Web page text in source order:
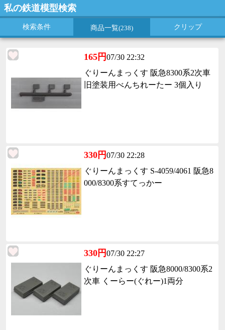
私の鉄道模型検索
検索条件 商品一覧(238) クリップ
165円07/30 22:32
ぐりーんまっくす 阪急8300系2次車
旧塗装用べんちれーたー 3個入り
330円07/30 22:28
ぐりーんまっくす S-4059/4061 阪急8
000/8300系すてっかー
330円07/30 22:27
ぐりーんまっくす 阪急8000/8300系2
次車 くーらー(ぐれー)1両分